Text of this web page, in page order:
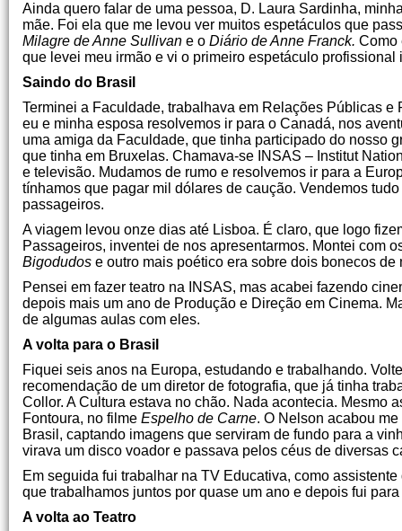
Ainda quero falar de uma pessoa, D. Laura Sardinha,
mãe. Foi ela que me levou ver muitos espetáculos que
Milagre de Anne Sullivan e o Diário de Anne Franck. Como
que levei meu irmão e vi o primeiro espetáculo
Saindo do Brasil
Terminei a Faculdade, trabalhava em Relações Públicas
eu e minha esposa resolvemos ir para o Canadá, nos
uma amiga da Faculdade, que tinha participado do nosso
que tinha em Bruxelas. Chamava-se INSAS – Institut
e televisão. Mudamos de rumo e resolvemos ir para a
tínhamos que pagar mil dólares de caução. Vendemos
passageiros.
A viagem levou onze dias até Lisboa. É claro, que logo
Passageiros, inventei de nos apresentarmos. Montei com
Bigodudos e outro mais poético era sobre dois bonecos de
Pensei em fazer teatro na INSAS, mas acabei fazendo
depois mais um ano de Produção e Direção em Cinema.
de algumas aulas com eles.
A volta para o Brasil
Fiquei seis anos na Europa, estudando e trabalhando.
recomendação de um diretor de fotografia, que já tinha
Collor. A Cultura estava no chão. Nada acontecia. Mesmo
Fontoura, no filme Espelho de Carne. O Nelson acabou
Brasil, captando imagens que serviram de fundo para a
virava um disco voador e passava pelos céus de diversas
Em seguida fui trabalhar na TV Educativa, como
que trabalhamos juntos por quase um ano e depois fui
A volta ao Teatro